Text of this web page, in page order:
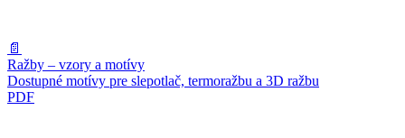
📄
Ražby – vzory a motívy
Dostupné motívy pre slepotlač, termoražbu a 3D ražbu
PDF